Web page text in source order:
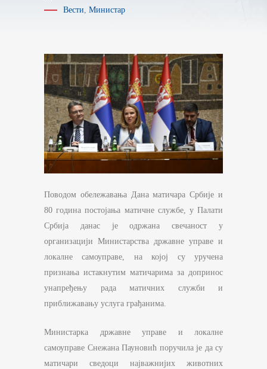
Вести, Министар
Поводом обележавања Дана матичара Србије и
80 година постојања матичне службе, у Палати
Србија данас је одржана свечаност у
организацији Министарства државне управе и
локалне самоуправе, на којој су урученa
признања истакнутим матичарима за допринос
унапређењу рада матичних служби и
приближавању услуга грађанима.
Министарка државне управе и локалне
самоуправе Снежана Пауновић поручила је да су
матичари сведоци најважнијих животних